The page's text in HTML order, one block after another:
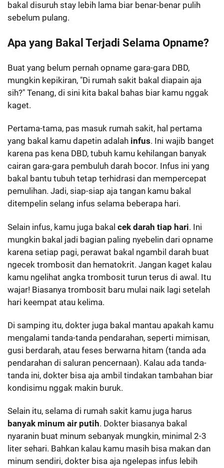
bakal disuruh stay lebih lama biar benar-benar pulih
sebelum pulang.
Apa yang Bakal Terjadi Selama Opname?
Buat yang belum pernah opname gara-gara DBD,
mungkin kepikiran, "Di rumah sakit bakal diapain aja
sih?" Tenang, di sini kita bakal bahas biar kamu nggak
kaget.
Pertama-tama, pas masuk rumah sakit, hal pertama
yang bakal kamu dapetin adalah infus. Ini wajib banget
karena pas kena DBD, tubuh kamu kehilangan banyak
cairan gara-gara pembuluh darah bocor. Infus ini yang
bakal bantu tubuh tetap terhidrasi dan mempercepat
pemulihan. Jadi, siap-siap aja tangan kamu bakal
ditempelin selang infus selama beberapa hari.
Selain infus, kamu juga bakal cek darah tiap hari. Ini
mungkin bakal jadi bagian paling nyebelin dari opname
karena setiap pagi, perawat bakal ngambil darah buat
ngecek trombosit dan hematokrit. Jangan kaget kalau
kamu ngelihat angka trombosit turun terus di awal. Itu
wajar! Biasanya trombosit baru mulai naik lagi setelah
hari keempat atau kelima.
Di samping itu, dokter juga bakal mantau apakah kamu
mengalami tanda-tanda pendarahan, seperti mimisan,
gusi berdarah, atau feses berwarna hitam (tanda ada
pendarahan di saluran pencernaan). Kalau ada tanda-
tanda ini, dokter bisa aja ambil tindakan tambahan biar
kondisimu nggak makin buruk.
Selain itu, selama di rumah sakit kamu juga harus
banyak minum air putih. Dokter biasanya bakal
nyaranin buat minum sebanyak mungkin, minimal 2-3
liter sehari. Bahkan kalau kamu masih bisa makan dan
minum sendiri, dokter bisa aja ngelepas infus lebih